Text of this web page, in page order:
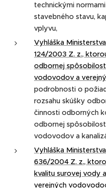
technickými
stavebného stavu,
vplyvu,
Vyhláška
124/2003 Z. z.,
odbornej
vodovodov a
podrobnosti o
rozsahu skúšky
činnosti odborných
odbornej
vodovodov a
Vyhláška
636/2004 Z. z.,
kvalitu surovej vody
verejných